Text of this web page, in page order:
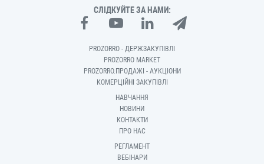
СЛІДКУЙТЕ ЗА НАМИ:
PROZORRO - ДЕРЖЗАКУПІВЛІ
PROZORRO MARKET
PROZORRO.ПРОДАЖІ - АУКЦІОНИ
КОМЕРЦІЙНІ ЗАКУПІВЛІ
НАВЧАННЯ
НОВИНИ
КОНТАКТИ
ПРО НАС
РЕГЛАМЕНТ
ВЕБІНАРИ